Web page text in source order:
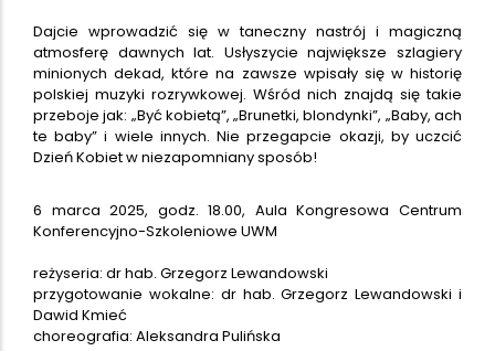
Dajcie wprowadzić się w taneczny nastrój i magiczną
atmosferę dawnych lat. Usłyszycie największe szlagiery
minionych dekad, które na zawsze wpisały się w historię
polskiej muzyki rozrywkowej. Wśród nich znajdą się takie
przeboje jak: „Być kobietą”, „Brunetki, blondynki”, „Baby, ach
te baby” i wiele innych. Nie przegapcie okazji, by uczcić
Dzień Kobiet w niezapomniany sposób!
6 marca 2025, godz. 18.00, Aula Kongresowa Centrum
Konferencyjno-Szkoleniowe UWM
reżyseria: dr hab. Grzegorz Lewandowski
przygotowanie wokalne: dr hab. Grzegorz Lewandowski i
Dawid Kmieć
choreografia: Aleksandra Pulińska